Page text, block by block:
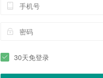
30天免登录